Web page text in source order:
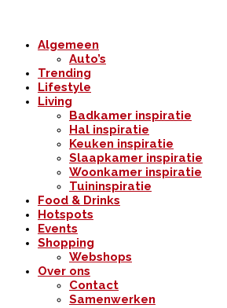
Algemeen
Auto’s
Trending
Lifestyle
Living
Badkamer inspiratie
Hal inspiratie
Keuken inspiratie
Slaapkamer inspiratie
Woonkamer inspiratie
Tuininspiratie
Food & Drinks
Hotspots
Events
Shopping
Webshops
Over ons
Contact
Samenwerken